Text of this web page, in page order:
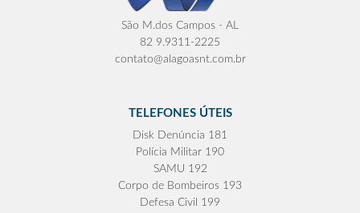
São M.dos Campos - AL
82 9.9311-2225
contato@alagoasnt.com.br
TELEFONES ÚTEIS
Disk Denúncia 181
Polícia Militar 190
SAMU 192
Corpo de Bombeiros 193
Defesa Civil 199